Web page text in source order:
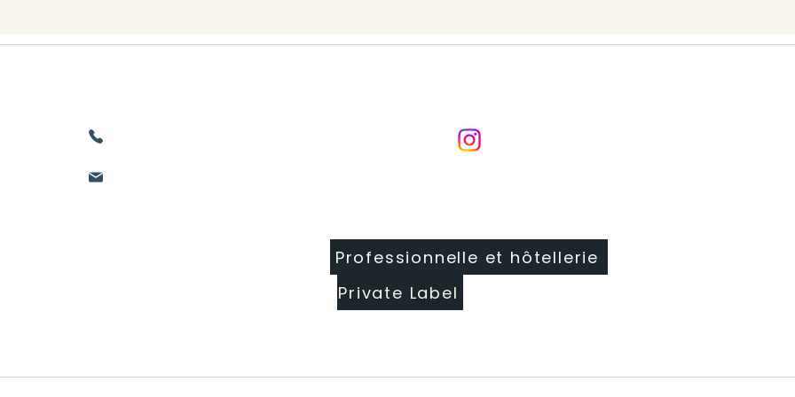
Professionnelle et hôtellerie
Private Label